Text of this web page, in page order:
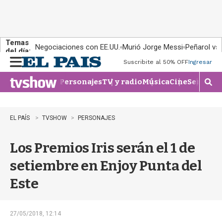
Temas
del día: Negociaciones con EE.UU. Murió Jorge Messi Peñarol
n
u
Suscribite al 50% OFFIngresar
PersonajesTV y radioMúsicaCineSeries
M
o
EL PAÍS TVSHOW PERSONAJES
Los Premios Iris serán el 1 de
setiembre en Enjoy Punta del
Este
27/05/2018, 12:14